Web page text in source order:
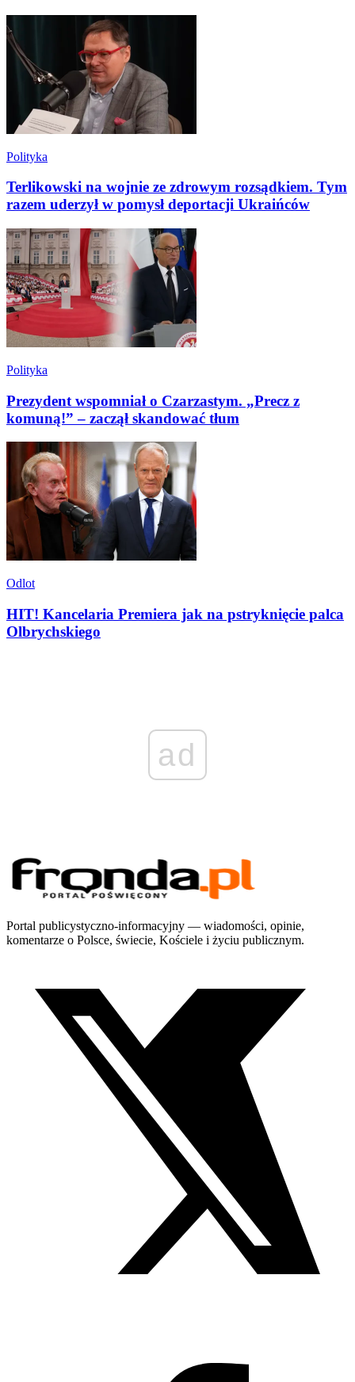
Polityka
Terlikowski na wojnie ze zdrowym rozsądkiem. Tym
razem uderzył w pomysł deportacji Ukraińców
Polityka
Prezydent wspomniał o Czarzastym. „Precz z
komuną!” – zaczął skandować tłum
Odlot
HIT! Kancelaria Premiera jak na pstryknięcie palca
Olbrychskiego
ad
Portal publicystyczno-informacyjny — wiadomości, opinie,
komentarze o Polsce, świecie, Kościele i życiu publicznym.